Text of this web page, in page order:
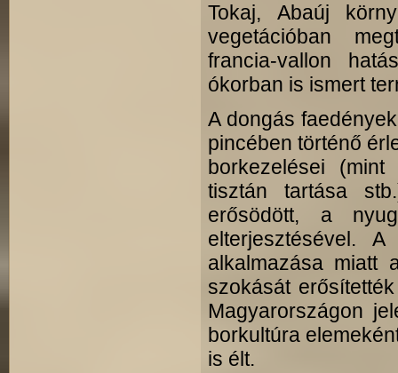
Tokaj, Abaúj
vegetációban
francia-vallon
ókorban is ismert
A dongás
pincében történő
borkezelései
tisztán tartása
erősödött, a
elterjesztésével.
alkalmazása miatt
szokását
Magyarországon
borkultúra
is élt.